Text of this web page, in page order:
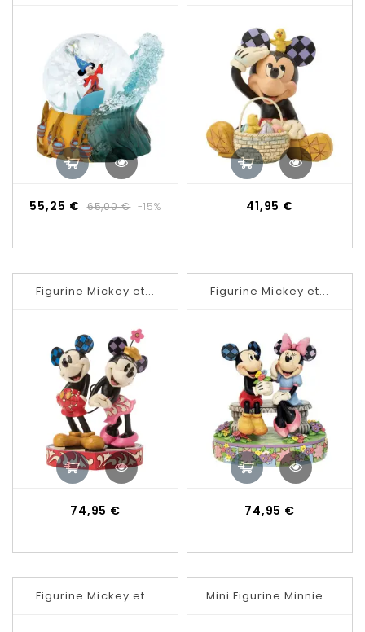
55,25 € Prix
base
65,00 € Prix
-15% 41,95 €
Figurine Mickey et...
74,95 €
Figurine Mickey et...
74,95 €
Figurine Mickey et... Mini Figurine Minnie...